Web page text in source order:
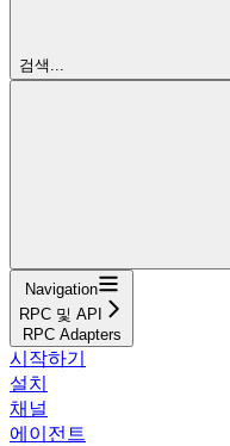
검색...
Navigation
RPC 및 API
RPC Adapters
시작하기
설치
채널
에이전트